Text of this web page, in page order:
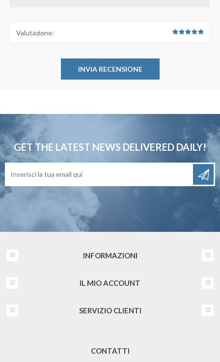
Valutazione:
GET THE LATEST NEWS DELIVERED DAILY!
INFORMAZIONI
IL MIO ACCOUNT
SERVIZIO CLIENTI
CONTATTI